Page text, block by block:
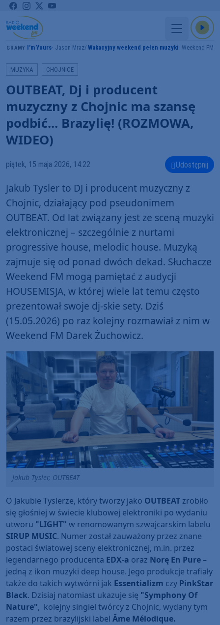
GRAMY I'm Yours Jason Mraz Wakacyjny weekend pełen muzyki Weekend FM
MUZYKA CHOJNICE
OUTBEAT, Dj i producent
muzyczny z Chojnic ma szansę
podbić... Brazylię! (ROZMOWA,
WIDEO)
piątek, 15 maja 2026, 14:22 Udostępnij
Jakub Tysler to DJ i producent muzyczny z
Chojnic, działający pod pseudonimem
OUTBEAT. Od lat związany jest ze sceną muzyki
elektronicznej – szczególnie z nurtami
progressive house, melodic house. Muzyką
zajmuje się od ponad dwóch dekad. Słuchacze
Weekend FM mogą pamiętać z audycji
HOUSEMISJA, w której wiele lat temu często
prezentował swoje dj-skie sety. Dziś
(15.05.2026) po raz kolejny rozmawiał z nim w
Weekend FM Darek Żuchowicz.
Jakub Tysler, OUTBEAT
O Jakubie Tyslerze, który tworzy jako OUTBEATzrobiło
się głośniej w świecie klubowej elektroniki po wydaniu
utworu "LIGHT" w renomowanym szwajcarskim labelu
SIRUP MUSIC. Numer został zauważony przez znane
postaci światowej sceny elektronicznej, m.in. przez
legendarnego producenta EDX-a oraz Norę En Pure–
jedną z ikon muzyki deep house. Jego produkcje trafiały
także do takich wytwórni jak Essentializm czy PinkStar
Black. Dzisiaj natomiast ukazuje się "Symphony Of
Nature", kolejny singiel twórcy z Chojnic, wydany tym
razem przez brazylijski label Âme Mélodique.